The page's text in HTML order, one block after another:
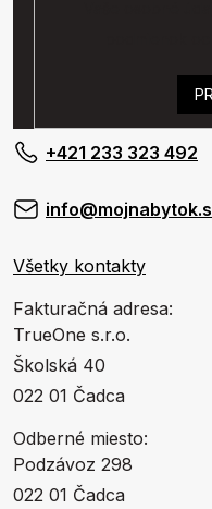
+421 233 323 492
Všetky kontakty
Fakturačná adresa:
TrueOne s.r.o.
Školská 40
022 01 Čadca
Odberné miesto:
Podzávoz 298
022 01 Čadca